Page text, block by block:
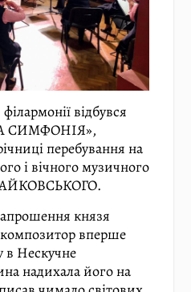
відбувся
СИМФОНІЯ»,
перебування на
і вічного музичного
ЧАЙКОВСЬКОГО.
князя
вперше
Нескучне
надихала його на